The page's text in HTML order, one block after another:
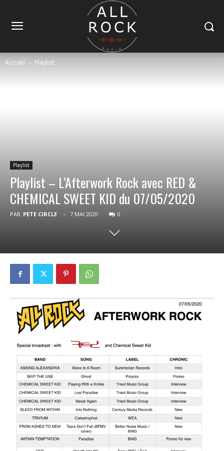
Accueil Playlist
Playlist
Playlist – L’Afterwork Rock avec RED &
CHEMICAL SWEET KID du 07/05/2020
PAR PETE CIRCLE 7 MAI 2020 0